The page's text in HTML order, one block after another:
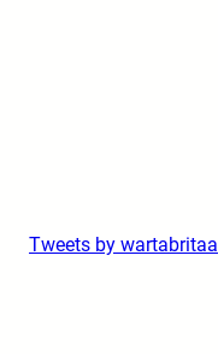
Tweets by wartabritaa